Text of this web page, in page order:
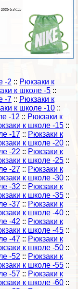
2026 6:37:55
-2 :: Рюкзаки к
к школе -5 ::
-7 :: Рюкзаки к
к школе -10 ::
-12 :: Рюкзаки к
к школе -15 ::
-17 :: Рюкзаки к
к школе -20 ::
-22 :: Рюкзаки к
к школе -25 ::
-27 :: Рюкзаки к
к школе -30 ::
-32 :: Рюкзаки к
к школе -35 ::
-37 :: Рюкзаки к
к школе -40 ::
-42 :: Рюкзаки к
к школе -45 ::
-47 :: Рюкзаки к
к школе -50 ::
-52 :: Рюкзаки к
к школе -55 ::
-57 :: Рюкзаки к
к школе -60 ::